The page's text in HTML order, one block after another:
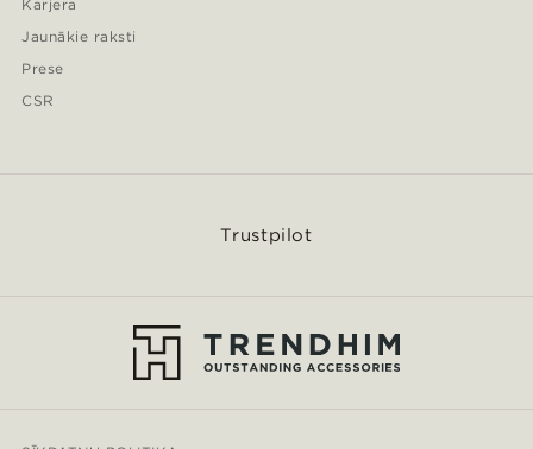
Karjera
Jaunākie raksti
Prese
CSR
Trustpilot